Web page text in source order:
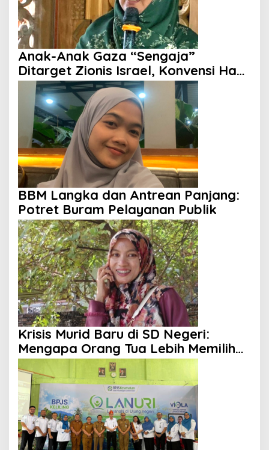
Anak-Anak Gaza “Sengaja”
Ditarget Zionis Israel, Konvensi Hak
Anak Tak Berdaya
BBM Langka dan Antrean Panjang:
Potret Buram Pelayanan Publik
Krisis Murid Baru di SD Negeri:
Mengapa Orang Tua Lebih Memilih
Sekolah Swasta?